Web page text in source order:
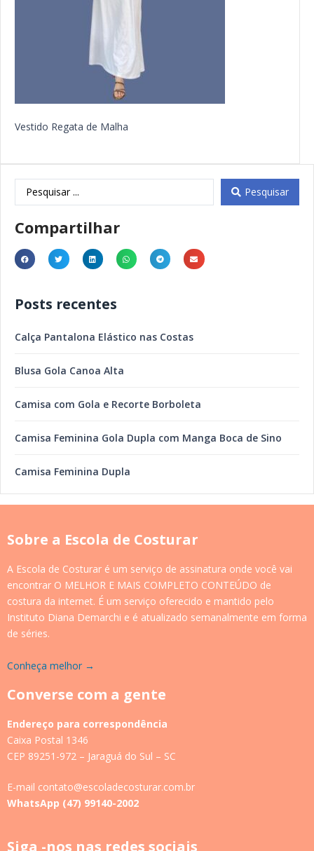
Vestido Regata de Malha
Pesquisar
Compartilhar
Posts recentes
Calça Pantalona Elástico nas Costas
Blusa Gola Canoa Alta
Camisa com Gola e Recorte Borboleta
Camisa Feminina Gola Dupla com Manga Boca de Sino
Camisa Feminina Dupla
Sobre a Escola de Costurar
A Escola de Costurar é um serviço de assinatura onde você vai
encontrar O MELHOR E MAIS COMPLETO CONTEÚDO de
costura da internet. É um serviço oferecido e mantido pelo
Instituto Diana Demarchi e é atualizado semanalmente em forma
de séries.
Conheça melhor →
Converse com a gente
Endereço para correspondência
Caixa Postal 1346
CEP 89251-972 – Jaraguá do Sul – SC
E-mail contato@escoladecosturar.com.br
WhatsApp (47) 99140-2002
Siga -nos nas redes sociais